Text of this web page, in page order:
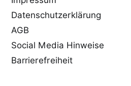
Datenschutzerklärung
AGB
Social Media Hinweise
Barrierefreiheit